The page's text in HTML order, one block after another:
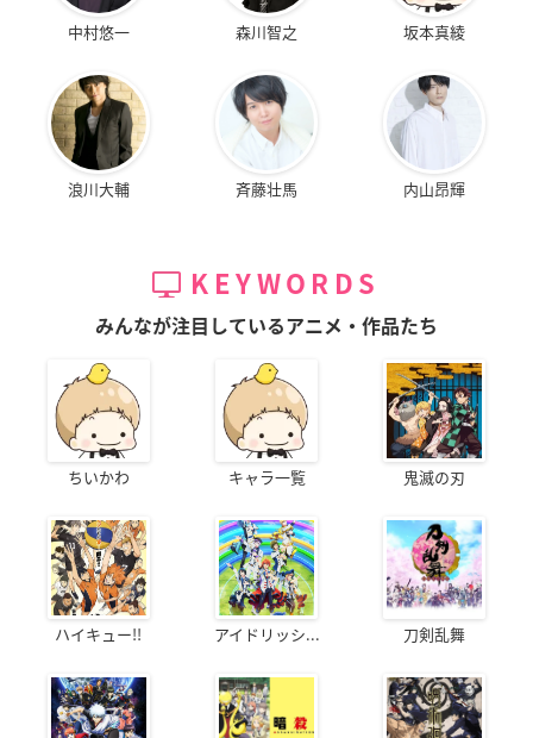
中村悠一 森川智之 坂本真綾
浪川大輔 斉藤壮馬 内山昂輝
KEYWORDS
みんなが注目しているアニメ・作品たち
ちいかわ キャラ一覧 鬼滅の刃
ハイキュー!! アイドリッシ... 刀剣乱舞